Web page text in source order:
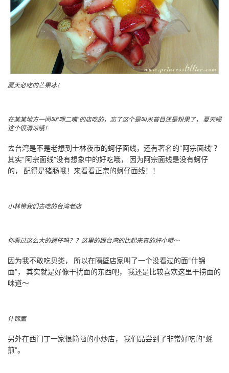
夏天必吃的芒果冰！
在某某地方一间叫“呷二嘴”的店吃的，忘了这个是叫米苔目还是粉果了， 夏天喝
这个很清凉哦！
去台湾是不是老想到士林夜市的蚵仔面线，还有著名的“阿宗面线”？
其实“阿宗面线”没有想象中的好吃哦， 因为阿宗面线是没有蚵仔
的， 配得是猪肠哦！来看看正宗的蚵仔面线！！
小林带我们去吃的台湾老店
你看过这么大的蚵仔吗？？这里的跟台湾的比起来真的好小哦～
因为我不敢吃贝类， 所以在隔壁店家叫了一个没看过的面“什锦
面”， 其实就是好像干扰面的东西吧， 我还是比较喜欢这里干捞面的
味道～
什锦面
另外在西门丁一家很简陋的小炒店， 我们品尝到了非常好吃的“蚝
煎”。